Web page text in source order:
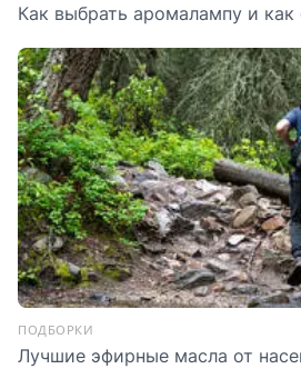
Как выбрать аромалампу и как
ПОДБОРКИ
Лучшие эфирные масла от